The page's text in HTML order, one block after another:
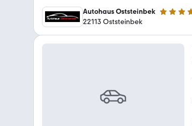
Autohaus Oststeinbek 4.9 Sterne
22113 Oststeinbek